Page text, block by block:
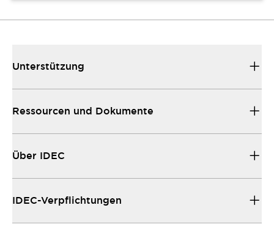
Unterstützung
Ressourcen und Dokumente
Über IDEC
IDEC-Verpflichtungen